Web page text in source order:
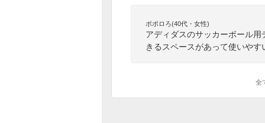
ポポロろ(40代・女性)
アディダスのサッカーボール
きるスペースがあって使いやす
全